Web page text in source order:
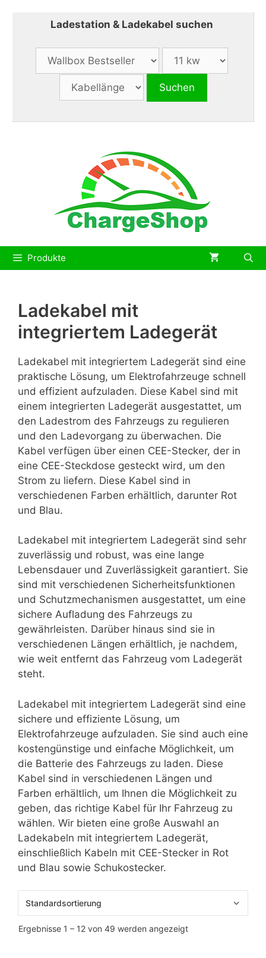
Ladestation & Ladekabel suchen
Produkte
Ladekabel mit
integriertem Ladegerät
Ladekabel mit integriertem Ladegerät sind eine
praktische Lösung, um Elektrofahrzeuge schnell
und effizient aufzuladen. Diese Kabel sind mit
einem integrierten Ladegerät ausgestattet, um
den Ladestrom des Fahrzeugs zu regulieren
und den Ladevorgang zu überwachen. Die
Kabel verfügen über einen CEE-Stecker, der in
eine CEE-Steckdose gesteckt wird, um den
Strom zu liefern. Diese Kabel sind in
verschiedenen Farben erhältlich, darunter Rot
und Blau.
Ladekabel mit integriertem Ladegerät sind sehr
zuverlässig und robust, was eine lange
Lebensdauer und Zuverlässigkeit garantiert. Sie
sind mit verschiedenen Sicherheitsfunktionen
und Schutzmechanismen ausgestattet, um eine
sichere Aufladung des Fahrzeugs zu
gewährleisten. Darüber hinaus sind sie in
verschiedenen Längen erhältlich, je nachdem,
wie weit entfernt das Fahrzeug vom Ladegerät
steht.
Ladekabel mit integriertem Ladegerät sind eine
sichere und effiziente Lösung, um
Elektrofahrzeuge aufzuladen. Sie sind auch eine
kostengünstige und einfache Möglichkeit, um
die Batterie des Fahrzeugs zu laden. Diese
Kabel sind in verschiedenen Längen und
Farben erhältlich, um Ihnen die Möglichkeit zu
geben, das richtige Kabel für Ihr Fahrzeug zu
wählen. Wir bieten eine große Auswahl an
Ladekabeln mit integriertem Ladegerät,
einschließlich Kabeln mit CEE-Stecker in Rot
und Blau sowie Schukostecker.
Ergebnisse 1 – 12 von 49 werden angezeigt